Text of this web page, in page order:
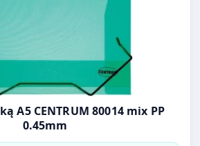
A5 CENTRUM 80014 mix PP
0.45mm